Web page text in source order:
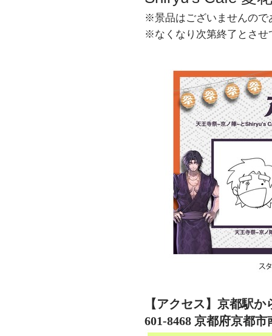
※景品はございませんので
※なくなり次第終了とさせ
【アクセス】京都駅
601-8468 京都府京都